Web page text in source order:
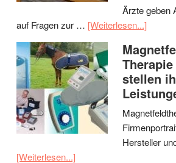
Ärzte geben
auf Fragen zur … [Weiterlesen...]
stellen
Hersteller
[Weiterlesen...]